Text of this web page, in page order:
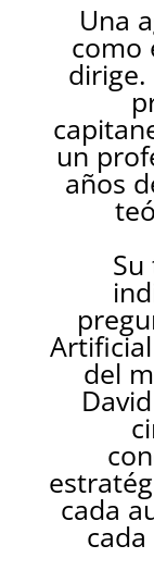
Una
como
un
años
del
cada